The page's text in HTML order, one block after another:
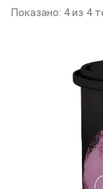
Показано: 4из 4